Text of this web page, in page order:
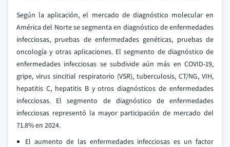
Según la aplicación, el mercado de diagnóstico molecular en
América del Norte se segmenta en diagnóstico de enfermedades
infecciosas, pruebas de enfermedades genéticas, pruebas de
oncología y otras aplicaciones. El segmento de diagnóstico de
enfermedades infecciosas se subdivide aún más en COVID-19,
gripe, virus sincitial respiratorio (VSR), tuberculosis, CT/NG, VIH,
hepatitis C, hepatitis B y otros diagnósticos de enfermedades
infecciosas. El segmento de diagnóstico de enfermedades
infecciosas representó la mayor participación de mercado del
71.8% en 2024.
El aumento de las enfermedades infecciosas es un factor